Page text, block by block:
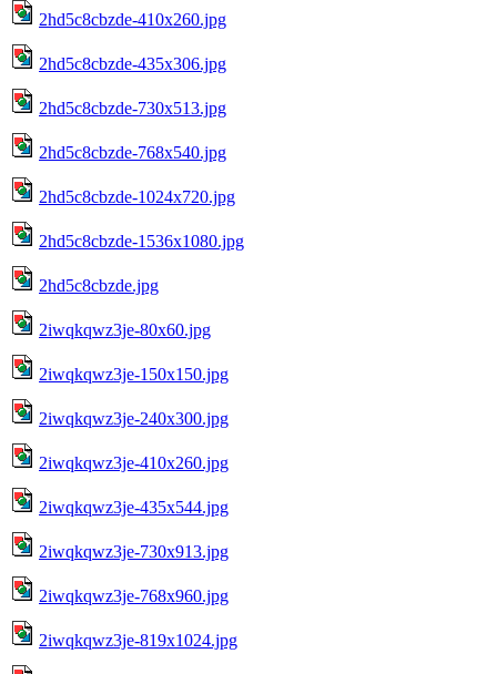
2hd5c8cbzde-410x260.jpg
2hd5c8cbzde-435x306.jpg
2hd5c8cbzde-730x513.jpg
2hd5c8cbzde-768x540.jpg
2hd5c8cbzde-1024x720.jpg
2hd5c8cbzde-1536x1080.jpg
2hd5c8cbzde.jpg
2iwqkqwz3je-80x60.jpg
2iwqkqwz3je-150x150.jpg
2iwqkqwz3je-240x300.jpg
2iwqkqwz3je-410x260.jpg
2iwqkqwz3je-435x544.jpg
2iwqkqwz3je-730x913.jpg
2iwqkqwz3je-768x960.jpg
2iwqkqwz3je-819x1024.jpg